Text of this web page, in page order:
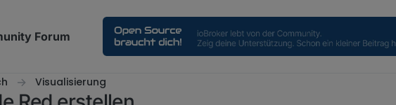
Forum
Visualisierung